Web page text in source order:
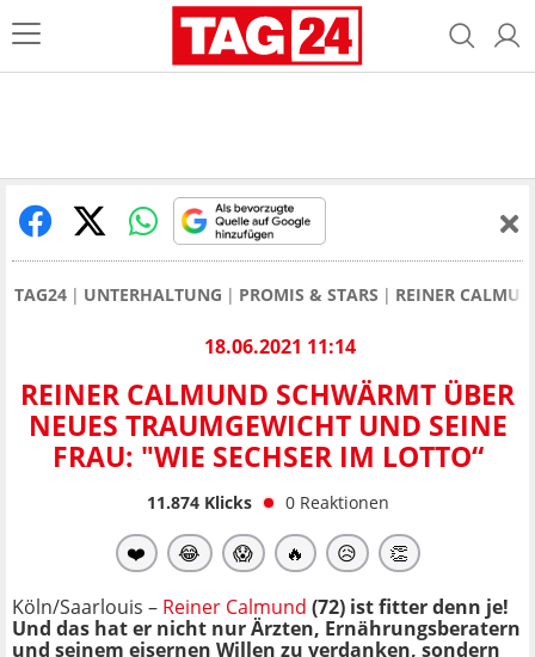
TAG24 UNTERHALTUNG PROMIS & STARS REINER
18.06.2021 11:14
REINER CALMUND SCHWÄRMT ÜBER
NEUES TRAUMGEWICHT UND SEINE
FRAU: "WIE SECHSER IM LOTTO“
11.874Klicks 0 Reaktionen
❤️ 😂 😱 🔥 😥 👏
Köln/Saarlouis – Reiner Calmund (72) ist fitter denn je!
Und das hat er nicht nur Ärzten, Ernährungsberatern
und seinem eisernen Willen zu verdanken, sondern